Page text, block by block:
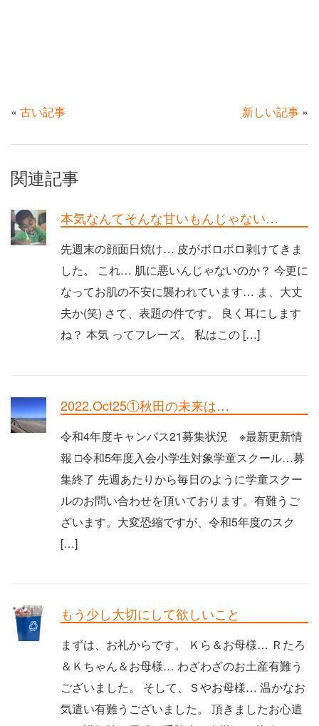
« 古い記事 新しい記事 »
関連記事
本気なんてそんな甘いもんじゃない…
先週末の顔面日焼け… 皮がポロポロ剥けてきま
した。 これ… 肌に悪いんじゃないのか？ 今更に
なってお肌の不安に襲われています… ま、大丈
夫か(笑) さて、表題の件です。 良く耳にします
ね？ 本気 ってフレーズ。 私はこの […]
2022.Oct25①秋田の未来は…
令和4年度キャンパス21募集状況 ※最新更新情
報 □令和5年度入会小学生対象学童スクール…募
集終了 先週あたりから毎日のように学童スクー
ルのお問い合わせを頂いております。有難うご
ざいます。大変恐縮ですが、令和5年度のスク
[…]
もう少し大切にして欲しいこと
まずは、お礼からです。 Ｋら＆お母様… Ｒたろ
＆Ｋちゃん＆お母様… わざわざのお土産有難う
ございました。 そして、Ｓやお母様… 温かなお
気遣い有難うございました。 頂きましたお心遣